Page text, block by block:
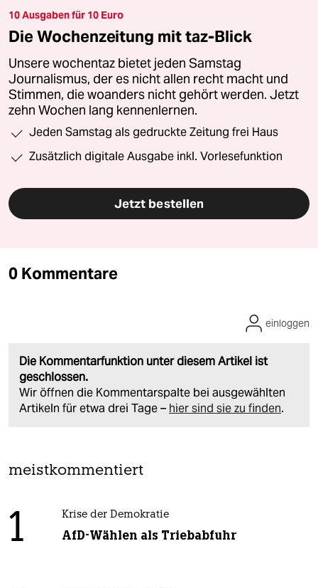
10 Ausgaben für 10 Euro
Die Wochenzeitung mit taz-Blick
Unsere wochentaz bietet jeden Samstag
Journalismus, der es nicht allen recht macht und
Stimmen, die woanders nicht gehört werden. Jetzt
zehn Wochen lang kennenlernen.
Jeden Samstag als gedruckte Zeitung frei Haus
Zusätzlich digitale Ausgabe inkl. Vorlesefunktion
Jetzt bestellen
0 Kommentare
Die Kommentarfunktion unter diesem Artikel ist
geschlossen.
Wir öffnen die Kommentarspalte bei ausgewählten
Artikeln für etwa drei Tage – hier sind sie zu finden.
einloggen
meistkommentiert
1 Krise der Demokratie
AfD-Wählen als Triebabfuhr